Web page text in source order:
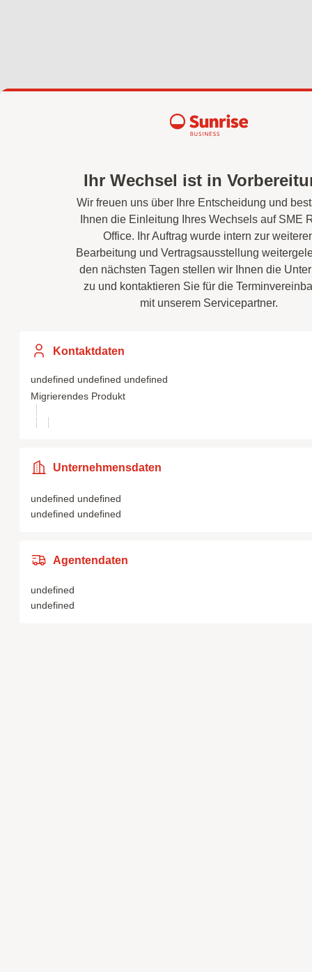
Ihr Wechsel ist in
Wir freuen uns über Ihre Entscheidung und
Ihnen die Einleitung Ihres Wechsels auf SME
Office. Ihr Auftrag wurde intern zur
Bearbeitung und Vertragsausstellung
den nächsten Tagen stellen wir Ihnen die
zu und kontaktieren Sie für die
mit unserem Servicepartner.
Kontaktdaten
undefined undefined undefined
Migrierendes Produkt
Unternehmensdaten
undefined undefined
undefined undefined
Agentendaten
undefined
undefined